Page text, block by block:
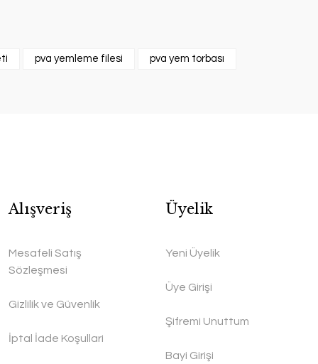
pva yemleme filesi pva yem torbası
Alışveriş
Mesafeli Satış
Sözleşmesi
Gizlilik ve Güvenlik
İptal İade Koşullari
Üyelik
Yeni Üyelik
Üye Girişi
Şifremi Unuttum
Bayi Girişi